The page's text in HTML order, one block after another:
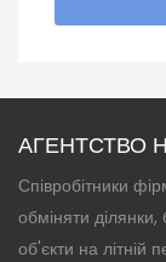
АГЕНТСТВО
Співробітники
обміняти
об'єкти на літній